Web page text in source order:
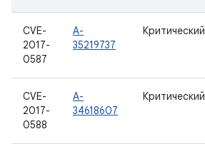
CVE-
2017-
0587
A-
35219737
Критический
CVE-
2017-
0588
A-
34618607
Критический